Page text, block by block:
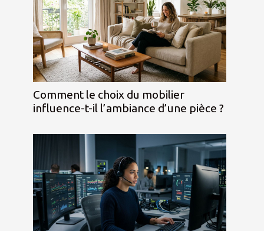
Comment le choix du mobilier
influence-t-il l’ambiance d’une pièce ?